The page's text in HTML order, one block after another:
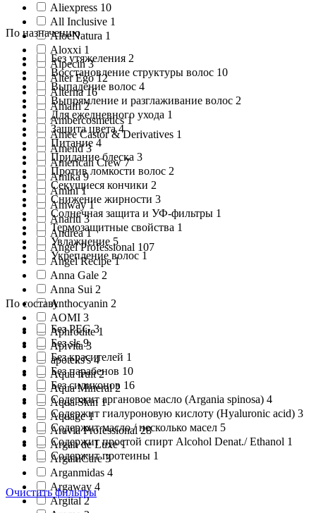
Aliexpress 10
All Inclusive 1
AloeNatura 1
Aloxxi 1
Alpecin 3
Alter Ego 12
Alterna 16
Amalfi 2
Ambercosmetics 1
Amee Castor & Derivatives 1
Amend 3
American Crew 7
Amika 9
Amini 1
Amway 1
Anariti 3
Andrea 1
Angel Professional 107
Angel Recipe 1
Anna Gale 2
Anna Sui 2
Anthocyanin 2
AOMI 3
Aphrodite 1
Apivita 3
apoteks's 4
Aqua fruit 2
Aqua Mineral 2
Aqua Skin 1
Aquage 1
Aravia Professional 28
Argan de Luxe 1
ArganiCare 3
Arganmidas 4
Argaway 4
Argital 2
По назначению
Без утяжеления 2
Восстановление структуры волос 10
Выпадение волос 4
Выпрямление и разглаживание волос 2
Для ежедневного ухода 1
Защита цвета 4
Питание 4
Придание блеска 3
Против ломкости волос 2
Секущиеся кончики 2
Снижение жирности 3
Солнечная защита и УФ-фильтры 1
Термозащитные свойства 1
Увлажнение 5
Укрепление волос 1
По составу
Без PEG 3
Без sls 9
Без красителей 1
Без парабенов 10
Без силиконов 16
Содержит аргановое масло (Argania spinosa) 4
Содержит гиалуроновую кислоту (Hyaluronic acid) 3
Содержит масло / несколько масел 5
Содержит простой спирт Alcohol Denat./ Ethanol 1
Содержит протеины 1
Очистить фильтры